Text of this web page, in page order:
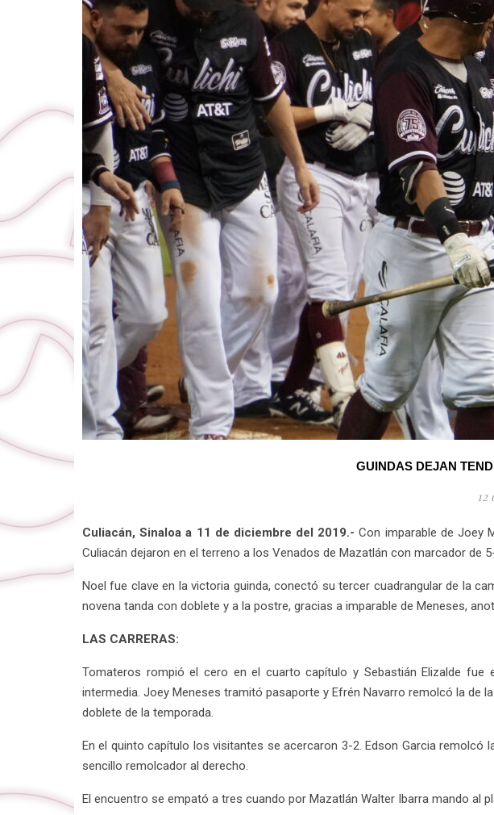
GUINDAS DEJAN
12
Culiacán, Sinaloa a 11 de diciembre del 2019.- Con imparable de Joey
Culiacán dejaron en el terreno a los Venados de Mazatlán con marcador de
Noel fue clave en la victoria guinda, conectó su tercer cuadrangular de la
novena tanda con doblete y a la postre, gracias a imparable de Meneses,
LAS CARRERAS:
Tomateros rompió el cero en el cuarto capítulo y Sebastián Elizalde
intermedia. Joey Meneses tramitó pasaporte y Efrén Navarro remolcó la de
doblete de la temporada.
En el quinto capítulo los visitantes se acercaron 3-2. Edson Garcia
sencillo remolcador al derecho.
El encuentro se empató a tres cuando por Mazatlán Walter Ibarra mando al